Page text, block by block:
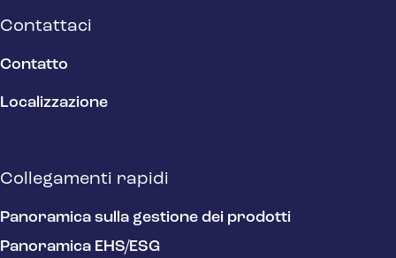
Contattaci
Contatto
Localizzazione
Collegamenti rapidi
Panoramica sulla gestione dei prodotti
Panoramica EHS/ESG